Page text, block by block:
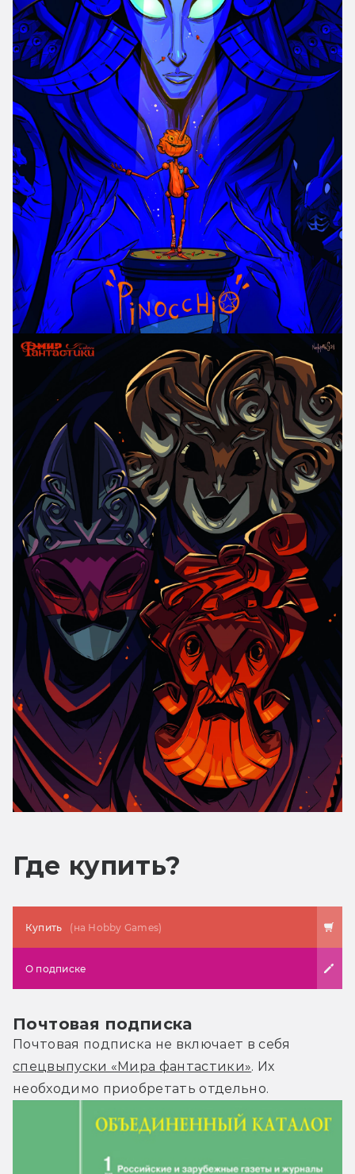
Где купить?
Купить (на Hobby Games)
О подписке
Почтовая подписка
Почтовая подписка не включает в себя
спецвыпуски «Мира фантастики». Их
необходимо приобретать отдельно.